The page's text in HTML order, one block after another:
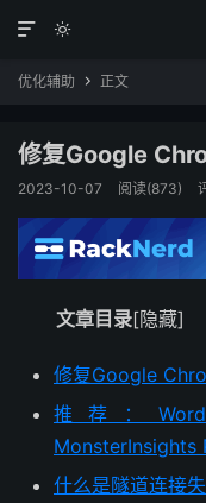


优化辅助  正文
修复Google
2023-10-07 阅读(873)
文章目录[隐藏]
修复Google
推荐：
MonsterInsights
什么是隧道连接失